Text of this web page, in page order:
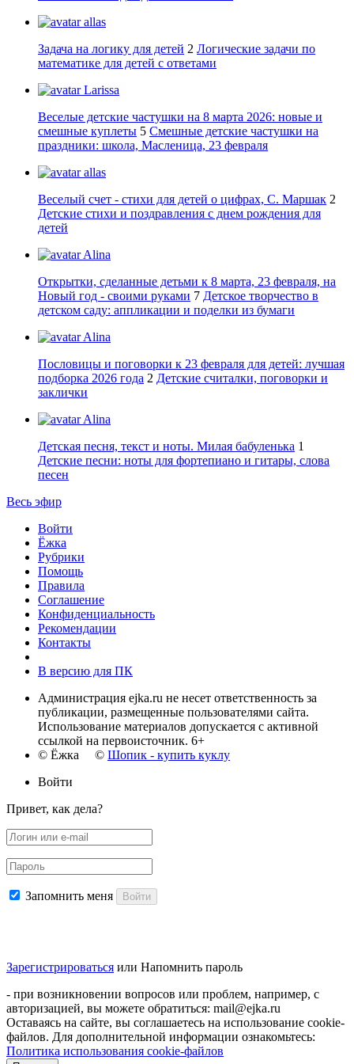
allas
Задача на логику для детей 2 Логические задачи по
математике для детей с ответами
Larissa
Веселые детские частушки на 8 марта 2026: новые и
смешные куплеты 5 Смешные детские частушки на
праздники: школа, Масленица, 23 февраля
allas
Веселый счет - стихи для детей о цифрах, С. Маршак 2
Детские стихи и поздравления с днем рождения для
детей
Alina
Открытки, сделанные детьми к 8 марта, 23 февраля, на
Новый год - своими руками 7 Детское творчество в
детском саду: аппликации и поделки из бумаги
Alina
Пословицы и поговорки к 23 февраля для детей: лучшая
подборка 2026 года 2 Детские считалки, поговорки и
заклички
Alina
Детская песня, текст и ноты. Милая бабуленька 1
Детские песни: ноты для фортепиано и гитары, слова
песен
Весь эфир
Войти
Ёжка
Рубрики
Помощь
Правила
Соглашение
Конфиденциальность
Рекомендации
Контакты
В версию для ПК
Администрация ejka.ru не несет ответственность за
публикации, размещенные пользователями сайта.
Использование материалов допускается с активной
ссылкой на первоисточник. 6+
© Ёжка © Шопик - купить куклу
Войти
Привет, как дела?
Запомнить меня Войти
Зарегистрироваться или Напомнить пароль
- при возникновении вопросов или проблем, например, с
авторизацией, вы можете обратиться: mail@ejka.ru
Оставаясь на сайте, вы соглашаетесь на использование cookie-
файлов. Для дополнительной информации ознакомьтесь:
Политика использования cookie-файлов